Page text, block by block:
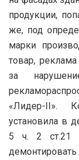
продукции,
же, под
марки
товар,
за
«Лидер-II».
установила в
5 ч. 2 ст.21